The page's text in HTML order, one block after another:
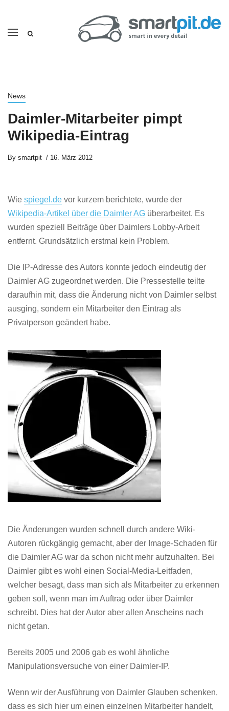
News
Daimler-Mitarbeiter pimpt
Wikipedia-Eintrag
By smartpit 16. März 2012
Wie spiegel.de vor kurzem berichtete, wurde der
Wikipedia-Artikel über die Daimler AG überarbeitet. Es
wurden speziell Beiträge über Daimlers Lobby-Arbeit
entfernt. Grundsätzlich erstmal kein Problem.
Die IP-Adresse des Autors konnte jedoch eindeutig der
Daimler AG zugeordnet werden. Die Pressestelle teilte
daraufhin mit, dass die Änderung nicht von Daimler selbst
ausging, sondern ein Mitarbeiter den Eintrag als
Privatperson geändert habe.
Die Änderungen wurden schnell durch andere Wiki-
Autoren rückgängig gemacht, aber der Image-Schaden für
die Daimler AG war da schon nicht mehr aufzuhalten. Bei
Daimler gibt es wohl einen Social-Media-Leitfaden,
welcher besagt, dass man sich als Mitarbeiter zu erkennen
geben soll, wenn man im Auftrag oder über Daimler
schreibt. Dies hat der Autor aber allen Anscheins nach
nicht getan.
Bereits 2005 und 2006 gab es wohl ähnliche
Manipulationsversuche von einer Daimler-IP.
Wenn wir der Ausführung von Daimler Glauben schenken,
dass es sich hier um einen einzelnen Mitarbeiter handelt,